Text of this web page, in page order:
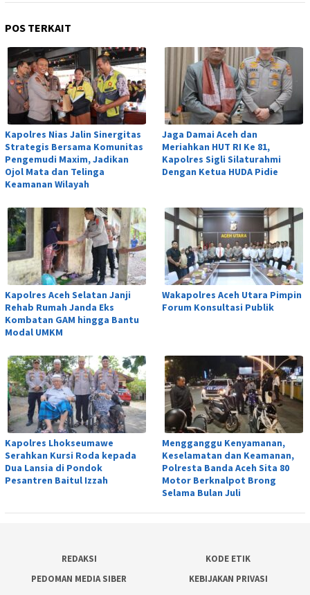
POS TERKAIT
Kapolres Nias Jalin Sinergitas
Strategis Bersama Komunitas
Pengemudi Maxim, Jadikan
Ojol Mata dan Telinga
Keamanan Wilayah
Jaga Damai Aceh dan
Meriahkan HUT RI Ke 81,
Kapolres Sigli Silaturahmi
Dengan Ketua HUDA Pidie
Kapolres Aceh Selatan Janji
Rehab Rumah Janda Eks
Kombatan GAM hingga Bantu
Modal UMKM
Wakapolres Aceh Utara Pimpin
Forum Konsultasi Publik
Kapolres Lhokseumawe
Serahkan Kursi Roda kepada
Dua Lansia di Pondok
Pesantren Baitul Izzah
Mengganggu Kenyamanan,
Keselamatan dan Keamanan,
Polresta Banda Aceh Sita 80
Motor Berknalpot Brong
Selama Bulan Juli
REDAKSI
KODE ETIK
PEDOMAN MEDIA SIBER
KEBIJAKAN PRIVASI